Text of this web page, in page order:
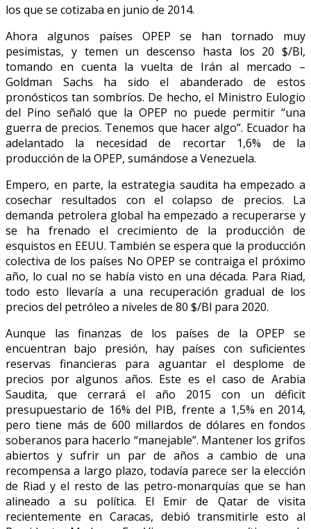
los que se cotizaba en junio de 2014.
Ahora algunos países OPEP se han tornado muy
pesimistas, y temen un descenso hasta los 20 $/Bl,
tomando en cuenta la vuelta de Irán al mercado –
Goldman Sachs ha sido el abanderado de estos
pronósticos tan sombríos. De hecho, el Ministro Eulogio
del Pino señaló que la OPEP no puede permitir “una
guerra de precios. Tenemos que hacer algo”. Ecuador ha
adelantado la necesidad de recortar 1,6% de la
producción de la OPEP, sumándose a Venezuela.
Empero, en parte, la estrategia saudita ha empezado a
cosechar resultados con el colapso de precios. La
demanda petrolera global ha empezado a recuperarse y
se ha frenado el crecimiento de la producción de
esquistos en EEUU. También se espera que la producción
colectiva de los países No OPEP se contraiga el próximo
año, lo cual no se había visto en una década. Para Riad,
todo esto llevaría a una recuperación gradual de los
precios del petróleo a niveles de 80 $/Bl para 2020.
Aunque las finanzas de los países de la OPEP se
encuentran bajo presión, hay países con suficientes
reservas financieras para aguantar el desplome de
precios por algunos años. Este es el caso de Arabia
Saudita, que cerrará el año 2015 con un déficit
presupuestario de 16% del PIB, frente a 1,5% en 2014,
pero tiene más de 600 millardos de dólares en fondos
soberanos para hacerlo “manejable”. Mantener los grifos
abiertos y sufrir un par de años a cambio de una
recompensa a largo plazo, todavía parece ser la elección
de Riad y el resto de las petro-monarquías que se han
alineado a su política. El Emir de Qatar de visita
recientemente en Caracas, debió transmitirle esto al